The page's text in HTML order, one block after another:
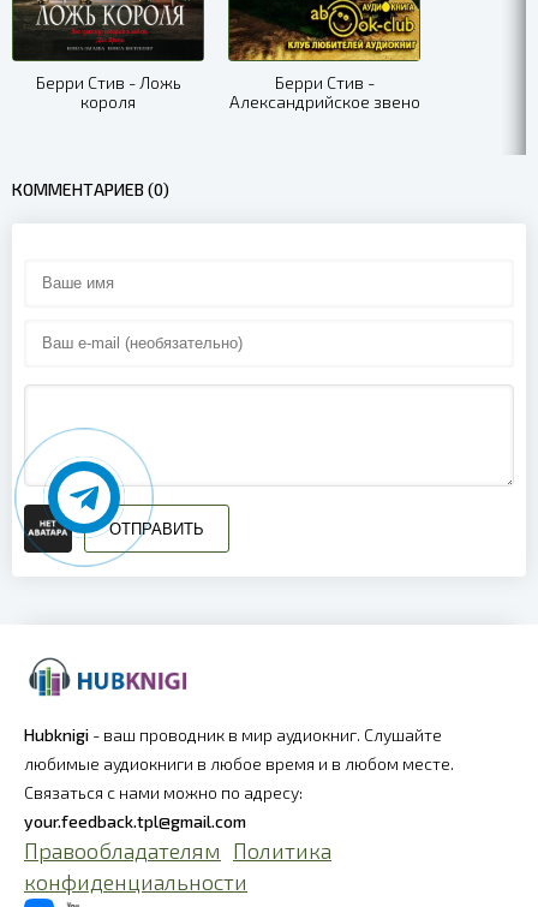
Берри Стив - Ложь
короля
Берри Стив -
Александрийское звено
КОММЕНТАРИЕВ (0)
ОТПРАВИТЬ
Hubknigi - ваш проводник в мир аудиокниг. Слушайте
любимые аудиокниги в любое время и в любом месте.
Связаться с нами можно по адресу:
your.feedback.tpl@gmail.com
Правообладателям Политика
конфиденциальности